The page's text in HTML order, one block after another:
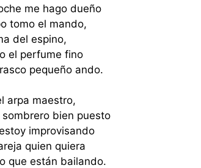
me hago dueño
tomo el mando,
del espino,
el perfume fino
pequeño ando.
arpa maestro,
sombrero bien puesto
improvisando
quien quiera
que están bailando.